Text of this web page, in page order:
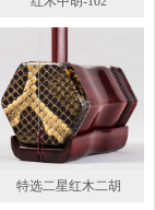
特选二星红木二胡